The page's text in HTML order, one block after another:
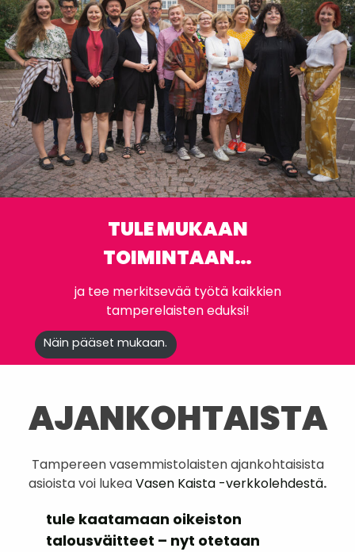
TULE MUKAAN
TOIMINTAAN…
ja tee merkitsevää työtä kaikkien
tamperelaisten eduksi!
Näin pääset mukaan.
AJANKOHTAISTA
Tampereen vasemmistolaisten ajankohtaisista
asioista voi lukea Vasen Kaista -verkkolehdestä.
tule kaatamaan oikeiston
talousväitteet – nyt otetaan